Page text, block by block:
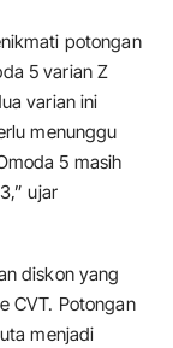
potongan
5 varian Z
varian ini
menunggu
5 masih
ujar
diskon yang
CVT. Potongan
menjadi